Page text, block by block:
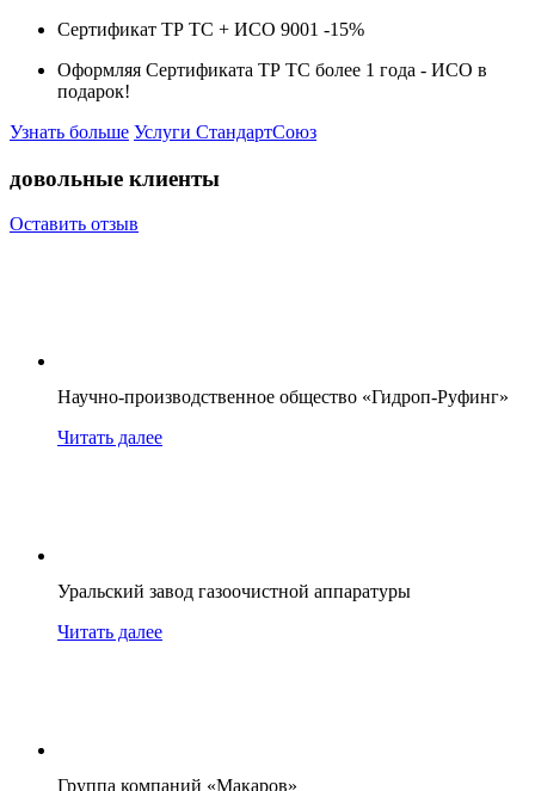
Сертификат ТР ТС + ИСО 9001 -15%
Оформляя Сертификата ТР ТС более 1 года - ИСО в
подарок!
Узнать больше Услуги СтандартСоюз
довольные клиенты
Оставить отзыв
Научно-производственное общество «Гидроп-Руфинг»
Читать далее
Уральский завод газоочистной аппаратуры
Читать далее
Группа компаний «Макаров»